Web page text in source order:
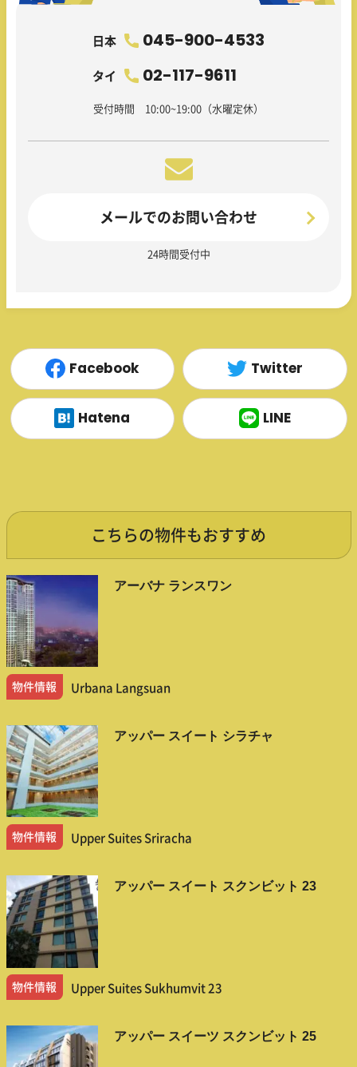
日本 045-900-4533
タイ 02-117-9611
受付時間 10:00~19:00（水曜定休）
メールでのお問い合わせ
24時間受付中
Facebook Twitter
Hatena LINE
こちらの物件もおすすめ
アーバナ ランスワン
物件情報 Urbana Langsuan
アッパー スイート シラチャ
物件情報 Upper Suites Sriracha
アッパー スイート スクンビット 23
物件情報 Upper Suites Sukhumvit 23
アッパー スイーツ スクンビット 25